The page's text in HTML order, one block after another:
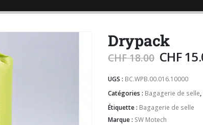
Drypack
CHF18.00 CHF
UGS : BC.WPB.00.016.10000
Catégories : Bagagerie de selle,
Étiquette : Bagagerie de selle
Marque : SW Motech